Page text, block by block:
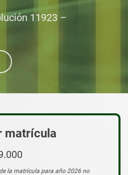
11923 –
matrícula
la matrícula para año 2026 no